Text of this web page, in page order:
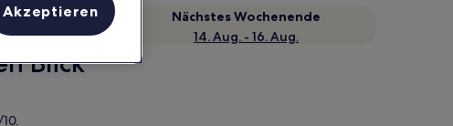
Nächstes Wochenende
14. Aug. - 16. Aug.
Blick
Akzeptieren